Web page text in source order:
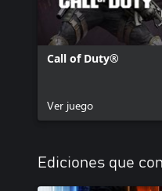
Call of Duty®
Ver juego
Ediciones que